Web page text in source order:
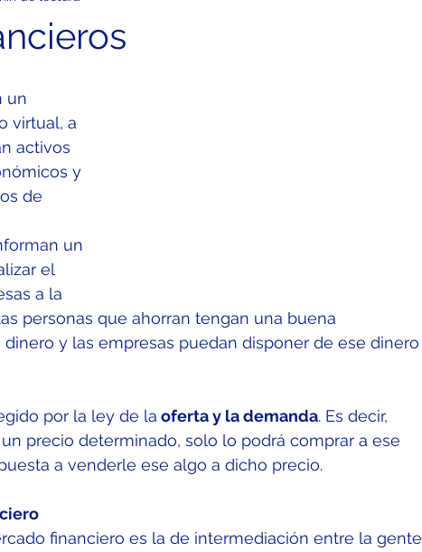
un
virtual, a
activos
y
de
un
el
a la
personas que ahorran tengan una buena
y las empresas puedan disponer de ese dinero
por la ley de la oferta y la demanda. Es decir,
precio determinado, solo lo podrá comprar a ese
a venderle ese algo a dicho precio.
financiero es la de intermediación entre la gente